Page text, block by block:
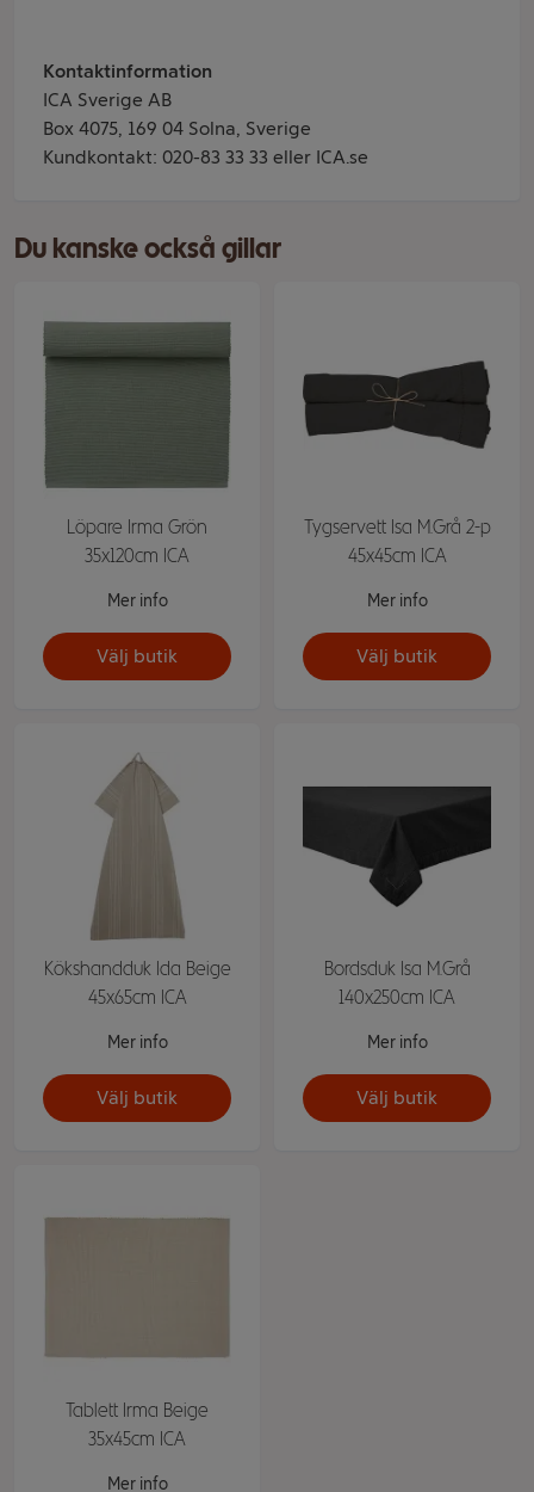
Kontaktinformation
ICA Sverige AB
Box 4075, 169 04 Solna, Sverige
Kundkontakt: 020-83 33 33 eller ICA.se
Du kanske också gillar
Löpare Irma Grön
35x120cm ICA
Mer info
Välj butik
Tygservett Isa M.Grå 2-p
45x45cm ICA
Mer info
Välj butik
Kökshandduk Ida Beige
45x65cm ICA
Mer info
Välj butik
Bordsduk Isa M.Grå
140x250cm ICA
Mer info
Välj butik
Tablett Irma Beige
35x45cm ICA
Mer info